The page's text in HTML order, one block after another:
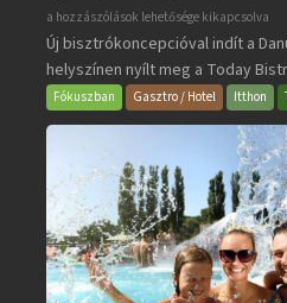
Today
Bistro
&
Bar
a hozzászólások lehetősége kikapcsolva
Új bisztrókoncepcióval indít a
helyszínen nyílt meg a Today
Fókuszban Gasztro / Hotel Itthon